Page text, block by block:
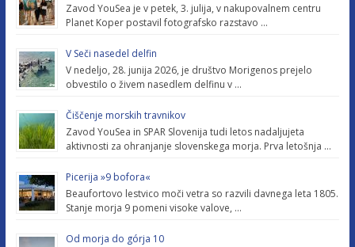
Zavod YouSea je v petek, 3. julija, v nakupovalnem centru
Planet Koper postavil fotografsko razstavo …
V Seči nasedel delfin
V nedeljo, 28. junija 2026, je društvo Morigenos prejelo
obvestilo o živem nasedlem delfinu v …
Čiščenje morskih travnikov
Zavod YouSea in SPAR Slovenija tudi letos nadaljujeta
aktivnosti za ohranjanje slovenskega morja. Prva letošnja …
Picerija »9 bofora«
Beaufortovo lestvico moči vetra so razvili davnega leta 1805.
Stanje morja 9 pomeni visoke valove, …
Od morja do górja 10